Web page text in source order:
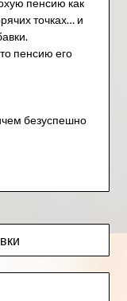
пенсию как
точках… и
пенсию его
безуспешно